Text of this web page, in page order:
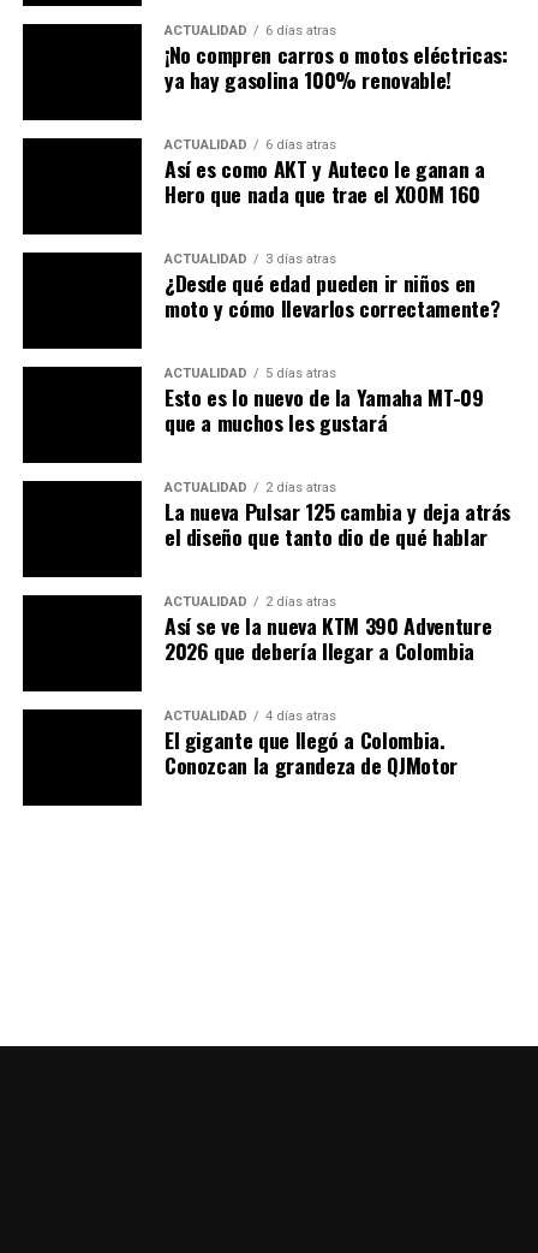
Competencias como MotoGP y Superbike seguirán
siendo el principal escenario para los apasionados del
En cuanto a precios y disponibilidad en Colombia, las
competiciones locales y regionales continuarán siendo
accesibles, con boletos y transmisiones a través de
TEMAS RELACIONADOS: JUEGOS OLÍMPICOS
LANZAMIENTO
MOTOCICLISMO
MOTOCICLISTAS
Honda reveló 3 poderosas motos que llegarán en 2025
Nos van a clavar otra póliza obligatoria a los
ACTUALIDAD 6 días atras
¡No compren carros o motos eléctricas:
ya hay gasolina 100% renovable!
ACTUALIDAD 6 días atras
Así es como AKT y Auteco le ganan a
Hero que nada que trae el XOOM 160
ACTUALIDAD 3 días atras
¿Desde qué edad pueden ir niños en
moto y cómo llevarlos correctamente?
ACTUALIDAD 5 días atras
Esto es lo nuevo de la Yamaha MT-09
que a muchos les gustará
ACTUALIDAD 2 días atras
La nueva Pulsar 125 cambia y deja atrás
el diseño que tanto dio de qué hablar
ACTUALIDAD 2 días atras
Así se ve la nueva KTM 390 Adventure
2026 que debería llegar a Colombia
ACTUALIDAD 4 días atras
El gigante que llegó a Colombia.
Conozcan la grandeza de QJMotor